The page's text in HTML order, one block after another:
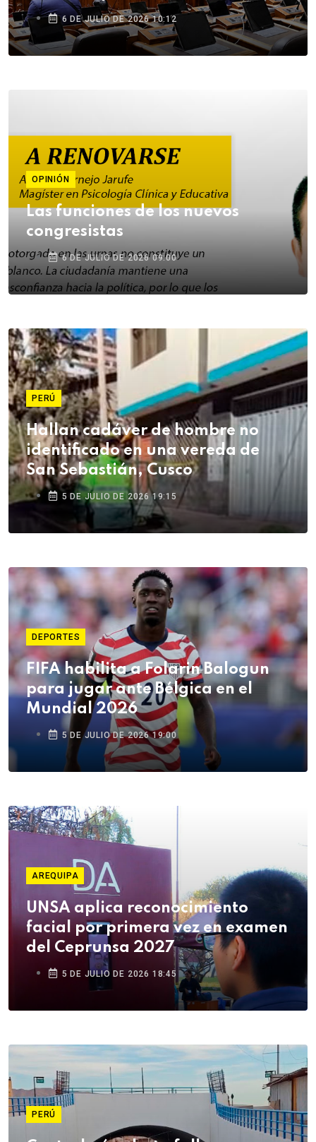
6 DE JULIO DE 2026 10:12
OPINIÓN
Las funciones de los nuevos
congresistas
6 DE JULIO DE 2026 09:00
PERÚ
Hallan cadáver de hombre no
identificado en una vereda de
San Sebastián, Cusco
5 DE JULIO DE 2026 19:15
DEPORTES
FIFA habilita a Folarin Balogun
para jugar ante Bélgica en el
Mundial 2026
5 DE JULIO DE 2026 19:00
AREQUIPA
UNSA aplica reconocimiento
facial por primera vez en examen
del Ceprunsa 2027
5 DE JULIO DE 2026 18:45
PERÚ